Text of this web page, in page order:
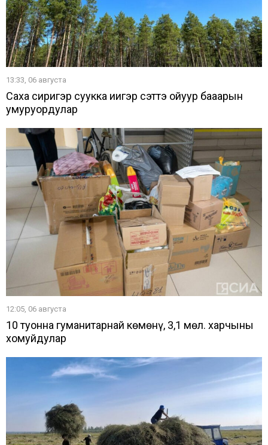
13:33, 06 августа
Саха сиригэр суукка иһигэр сэттэ ойуур баһаарын
умуруордулар
12:05, 06 августа
10 туонна гуманитарнай көмөнү, 3,1 мөл. харчыны
хомуйдулар